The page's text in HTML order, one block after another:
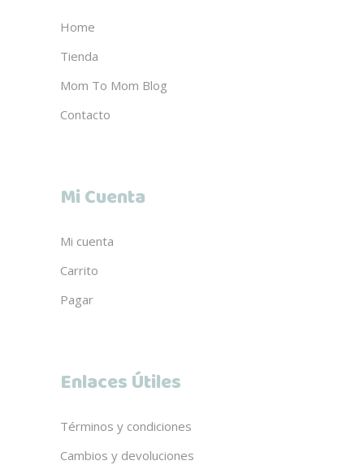
Home
Tienda
Mom To Mom Blog
Contacto
Mi Cuenta
Mi cuenta
Carrito
Pagar
Enlaces Útiles
Términos y condiciones
Cambios y devoluciones